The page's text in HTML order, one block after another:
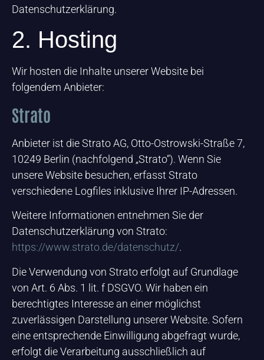
Datenschutzerklärung.
2. Hosting
Wir hosten die Inhalte unserer Website bei
folgendem Anbieter:
Strato
Anbieter ist die Strato AG, Otto-Ostrowski-Straße 7,
10249 Berlin (nachfolgend „Strato“). Wenn Sie
unsere Website besuchen, erfasst Strato
verschiedene Logfiles inklusive Ihrer IP-Adressen.
Weitere Informationen entnehmen Sie der
Datenschutzerklärung von Strato:
https://www.strato.de/datenschutz/.
Die Verwendung von Strato erfolgt auf Grundlage
von Art. 6 Abs. 1 lit. f DSGVO. Wir haben ein
berechtigtes Interesse an einer möglichst
zuverlässigen Darstellung unserer Website. Sofern
eine entsprechende Einwilligung abgefragt wurde,
erfolgt die Verarbeitung ausschließlich auf